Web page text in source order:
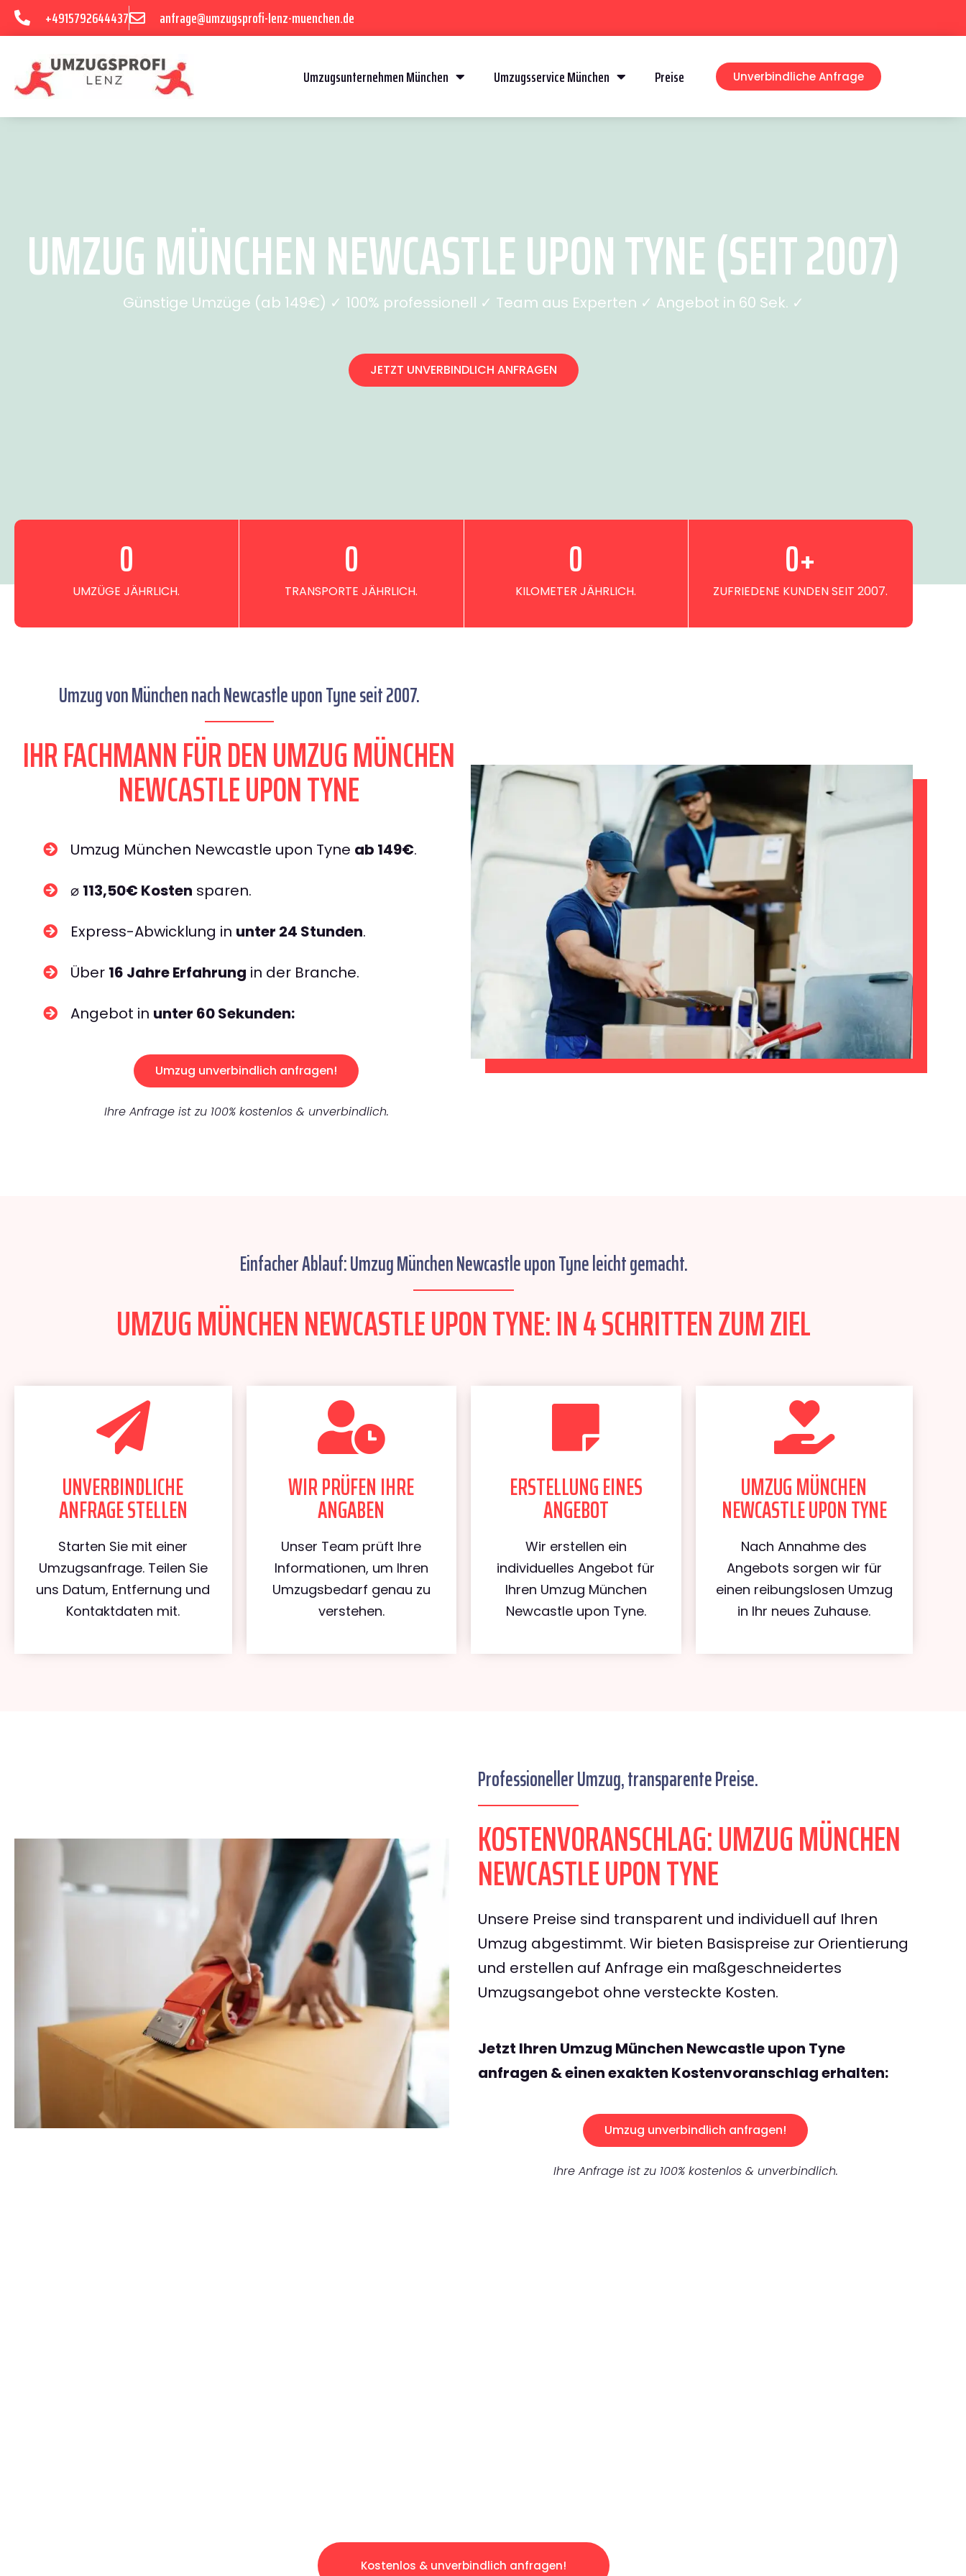
+4915792644437 anfrage@umzugsprofi-lenz-muenchen.de
Umzugsunternehmen München Umzugsservice München Preise Unverbindliche Anfrage
UMZUG MÜNCHEN NEWCASTLE UPON TYNE (SEIT 2007)
Günstige Umzüge (ab 149€) ✓ 100% professionell ✓ Team aus Experten ✓ Angebot in 60 Sek. ✓
JETZT UNVERBINDLICH ANFRAGEN
UMZÜGE JÄHRLICH.
0
TRANSPORTE JÄHRLICH.
0
KILOMETER JÄHRLICH.
0
ZUFRIEDENE KUNDEN SEIT 2007.
0+
Umzug von München nach Newcastle upon Tyne seit 2007.
IHR FACHMANN FÜR DEN UMZUG MÜNCHEN
NEWCASTLE UPON TYNE
Umzug München Newcastle upon Tyne ab 149€.
⌀ 113,50€ Kosten sparen.
Express-Abwicklung in unter 24 Stunden.
Über 16 Jahre Erfahrung in der Branche.
Angebot in unter 60 Sekunden:
Umzug unverbindlich anfragen!
Ihre Anfrage ist zu 100% kostenlos & unverbindlich.
Einfacher Ablauf: Umzug München Newcastle upon Tyne leicht gemacht.
UMZUG MÜNCHEN NEWCASTLE UPON TYNE: IN 4 SCHRITTEN ZUM ZIEL
UNVERBINDLICHE
ANFRAGE STELLEN
Starten Sie mit einer
Umzugsanfrage. Teilen Sie
uns Datum, Entfernung und
Kontaktdaten mit.
WIR PRÜFEN IHRE
ANGABEN
Unser Team prüft Ihre
Informationen, um Ihren
Umzugsbedarf genau zu
verstehen.
ERSTELLUNG EINES
ANGEBOT
Wir erstellen ein
individuelles Angebot für
Ihren Umzug München
Newcastle upon Tyne.
UMZUG MÜNCHEN
NEWCASTLE UPON TYNE
Nach Annahme des
Angebots sorgen wir für
einen reibungslosen Umzug
in Ihr neues Zuhause.
Professioneller Umzug, transparente Preise.
KOSTENVORANSCHLAG: UMZUG MÜNCHEN
NEWCASTLE UPON TYNE
Unsere Preise sind transparent und individuell auf Ihren
Umzug abgestimmt. Wir bieten Basispreise zur Orientierung
und erstellen auf Anfrage ein maßgeschneidertes
Umzugsangebot ohne versteckte Kosten.
Jetzt Ihren Umzug München Newcastle upon Tyne
anfragen & einen exakten Kostenvoranschlag erhalten:
Umzug unverbindlich anfragen!
Ihre Anfrage ist zu 100% kostenlos & unverbindlich.
Kostenlos & unverbindlich anfragen!